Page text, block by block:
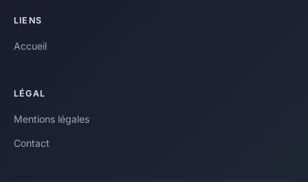
LIENS
Accueil
LÉGAL
Mentions légales
Contact